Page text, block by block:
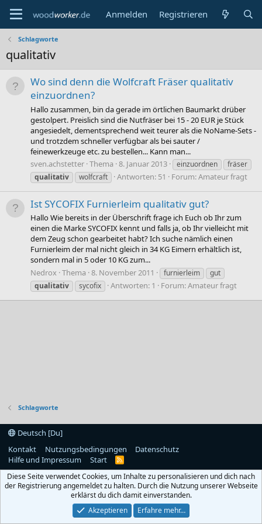
Anmelden Registrieren
Schlagworte
qualitativ
Wo sind denn die Wolfcraft Fräser qualitativ
einzuordnen?
Hallo zusammen, bin da gerade im örtlichen Baumarkt drüber
gestolpert. Preislich sind die Nutfräser bei 15 - 20 EUR je Stück
angesiedelt, dementsprechend weit teurer als die NoName-Sets -
und trotzdem schneller verfügbar als bei sauter /
feinewerkzeuge etc. zu bestellen... Kann man...
sven.achstetter Thema 8. Januar 2013 einzuordnen
fräser
qualitativ
wolfcraft Antworten: 51 Forum:Amateur fragt
Ist SYCOFIX Furnierleim qualitativ gut?
Hallo Wie bereits in der Überschrift frage ich Euch ob Ihr zum
einen die Marke SYCOFIX kennt und falls ja, ob Ihr vielleicht mit
dem Zeug schon gearbeitet habt? Ich suche nämlich einen
Furnierleim der mal nicht gleich in 34 KG Eimern erhältlich ist,
sondern mal in 5 oder 10 KG zum...
Nedrox Thema 8. November 2011 furnierleim
gut
qualitativ
sycofix Antworten: 1 Forum:Amateur fragt
Schlagworte
Deutsch [Du]
Kontakt
Nutzungsbedingungen
Datenschutz
Hilfe und Impressum
Start
R
S
Diese Seite verwendet Cookies, um Inhalte zu personalisieren und dich nach
der Registrierung angemeldet zu halten. Durch die Nutzung unserer Webseite
erklärst du dich damit einverstanden.
Akzeptieren
Erfahre mehr…